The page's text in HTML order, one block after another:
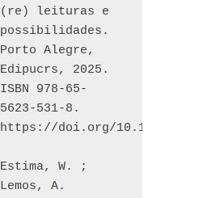
(re) leituras e
possibilidades.
Porto Alegre,
Edipucrs, 2025.
ISBN 978-65-
5623-531-8.
https://doi.org/10.15448/1877.3
Estima, W. ;
Lemos, A.